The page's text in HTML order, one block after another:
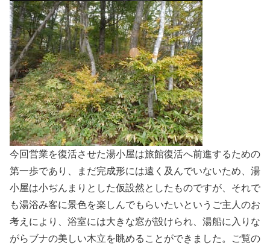
今回営業を復活させた湯小屋は旅館復活へ前進するための
第一歩であり、まだ完成形には遠く及んでいないため、湯
小屋は小ぢんまりとした仮設然としたものですが、それで
も湯浴み客に景色を楽しんでもらいたいというご主人のお
考えにより、浴室には大きな窓が設けられ、湯船に入りな
がらブナの美しい木立を眺めることができました。ご覧の